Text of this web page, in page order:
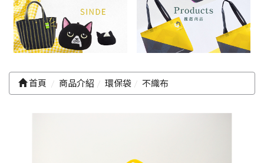
首頁 商品介紹 環保袋 不織布